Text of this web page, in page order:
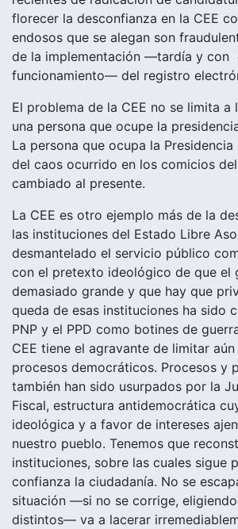
florecer la desconfianza en la CEE
endosos que se alegan son
de la implementación —tardía y con
funcionamiento— del registro
El problema de la CEE no se limita a
una persona que ocupe la
La persona que ocupa la
del caos ocurrido en los comicios
cambiado al presente.
La CEE es otro ejemplo más de la
las instituciones del Estado Libre
desmantelado el servicio público
con el pretexto ideológico de que el
demasiado grande y que hay que
queda de esas instituciones ha sido
PNP y el PPD como botines de
CEE tiene el agravante de limitar
procesos democráticos. Procesos y
también han sido usurpados por la
Fiscal, estructura antidemocrática
ideológica y a favor de intereses
nuestro pueblo. Tenemos que
instituciones, sobre las cuales sigue
confianza la ciudadanía. No se
situación —si no se corrige,
distintos— va a lacerar